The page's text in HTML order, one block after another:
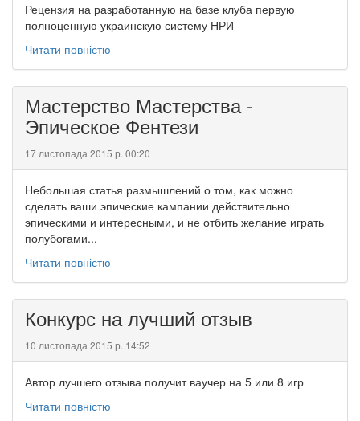
Рецензия на разработанную на базе клуба первую
полноценную украинскую систему НРИ
Читати повністю
Мастерство Мастерства -
Эпическое Фентези
17 листопада 2015 р. 00:20
Небольшая статья размышлений о том, как можно
сделать ваши эпические кампании действительно
эпическими и интересными, и не отбить желание играть
полубогами...
Читати повністю
Конкурс на лучший отзыв
10 листопада 2015 р. 14:52
Автор лучшего отзыва получит ваучер на 5 или 8 игр
Читати повністю